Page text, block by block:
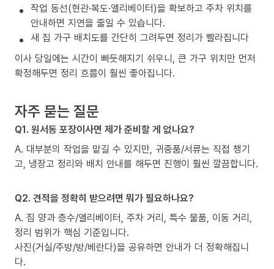
작업 동선(현관·복도·엘리베이터)을 확보하고 주차 위치를
안내하면 지연을 줄일 수 있습니다.
새 집 가구 배치도를 간단히 그려두면 정리가 빨라집니다
이사 당일에는 시간이 빠듯해지기 쉬우니, 큰 가구 위치만 먼저
확정해두면 정리 흐름이 훨씬 좋아집니다.
자주 묻는 질문
Q1. 원서동 포장이사면 제가 준비할 게 없나요?
A. 대부분의 작업을 맡길 수 있지만, 귀중품/서류는 직접 챙기
고, 냉장고 정리와 배치 안내를 해두면 진행이 훨씬 깔끔합니다.
Q2. 견적을 정확히 받으려면 뭐가 필요하나요?
A. 짐 양과 층수/엘리베이터, 주차 거리, 특수 물품, 이동 거리,
정리 범위가 핵심 기준입니다.
사진(거실/주방/방/베란다)을 공유하면 안내가 더 정확해집니
다.